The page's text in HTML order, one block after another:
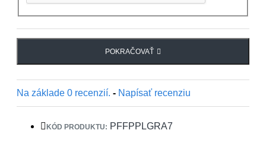
POKRAČOVAŤ
Na základe 0 recenzií. - Napísať recenziu
KÓD PRODUKTU: PFFPPLGRA7